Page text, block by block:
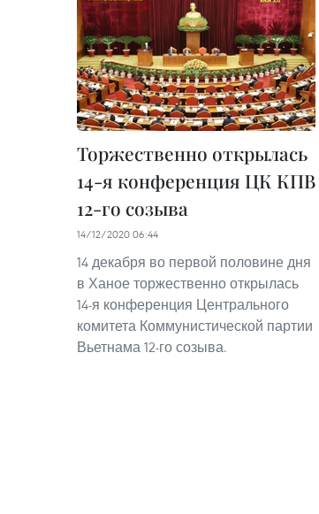
Торжественно открылась
14-я конференция ЦК КПВ
12-го созыва
14/12/2020 06:44
14 декабря во первой половине дня
в Ханое торжественно открылась
14-я конференция Центрального
комитета Коммунистической партии
Вьетнама 12-го созыва.